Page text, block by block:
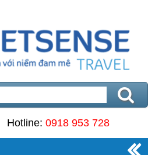
Hotline: 0918 953 728